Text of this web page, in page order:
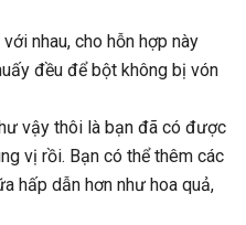
nhau, cho hỗn hợp này
đều để bột không bị vón
vậy thôi là bạn đã có được
vị rồi. Bạn có thể thêm các
hấp dẫn hơn như hoa quả,